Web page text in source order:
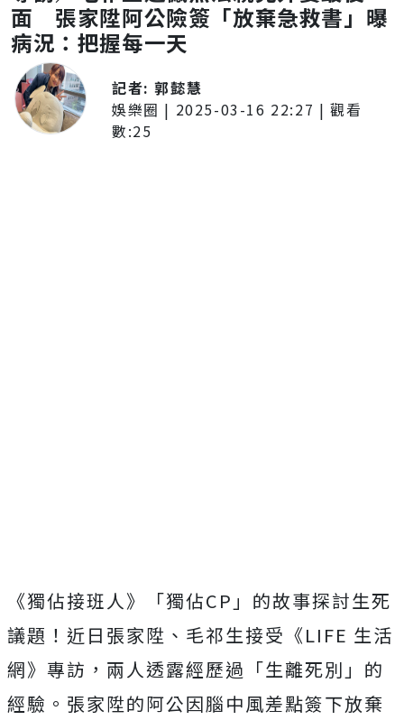
面 張家陞阿公險簽「放棄急救書」曝
病況：把握每一天
記者:郭懿慧
娛樂圈 | 2025-03-16 22:27 | 觀看
數:25
《獨佔接班人》「獨佔CP 」的故事探討生死
議題！近日張家陞、毛祁生接受《LIFE 生活
網》專訪，兩人透露經歷過「生離死別」的
經驗。張家陞的阿公因腦中風差點簽下放棄